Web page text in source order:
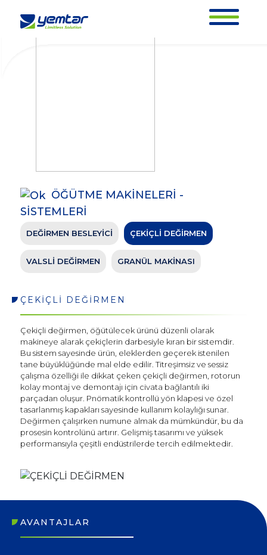
Sosyal
Medya
ÇEKİÇLİ DEĞİRMEN
ÖĞÜTME MAKİNELERİ -
ÇEKİÇLİ
ÖĞÜTME MAKİNELERİ -
SİSTEMLERİ
DEĞİRMEN BESLEYİCİ ÇEKİÇLİ DEĞİRMEN
VALSLİ DEĞİRMEN GRANÜL MAKİNASI
ÇEKİÇLİ DEĞİRMEN
Çekiçli değirmen, öğütülecek ürünü düzenli olarak
makineye alarak çekiçlerin darbesiyle kıran bir sistemdir.
Bu sistem sayesinde ürün, eleklerden geçerek istenilen
tane büyüklüğünde mal elde edilir. Titreşimsiz ve sessiz
çalışma özelliği ile dikkat çeken çekiçli değirmen, rotorun
kolay montaj ve demontajı için civata bağlantılı iki
parçadan oluşur. Pnömatik kontrollü yön klapesi ve özel
tasarlanmış kapakları sayesinde kullanım kolaylığı sunar.
Değirmen çalışırken numune almak da mümkündür, bu da
prosesin kontrolünü artırır. Gelişmiş tasarımı ve yüksek
performansıyla çeşitli endüstrilerde tercih edilmektedir.
AVANTAJLAR